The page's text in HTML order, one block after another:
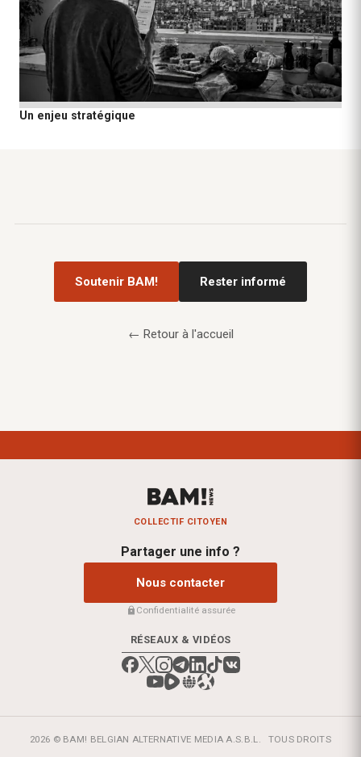
Un enjeu stratégique
Soutenir BAM! Rester informé
← Retour à l'accueil
COLLECTIF CITOYEN
Partager une info ?
Nous contacter
Confidentialité assurée
RÉSEAUX & VIDÉOS
2026 © BAM! BELGIAN ALTERNATIVE MEDIA A.S.B.L.
TOUS DROITS